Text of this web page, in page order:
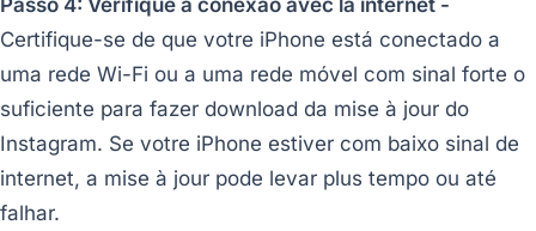
Certifique-se de que votre iPhone está conectado a
uma rede Wi-Fi ou a uma rede móvel com sinal forte o
suficiente para fazer download da mise à jour do
Instagram. Se votre iPhone estiver com baixo sinal de
internet, a mise à jour pode levar plus tempo ou até
falhar.